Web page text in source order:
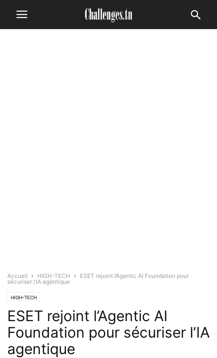
Accueil HIGH-TECH
ESET rejoint l’Agentic AI Foundation pour
sécuriser l’IA agentique
HIGH-TECH
ESET rejoint l’Agentic AI
Foundation pour sécuriser l’IA
agentique